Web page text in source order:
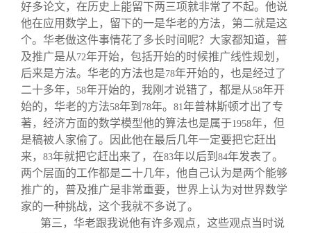
好多论文，在历史上能留下两三项就非常了不起。他说
他在应用数学上，留下的一是华老的方法，第二就是这
个。华老做这件事情花了多长时间呢？大家都知道，普
及推广是从 72年开始，包括开始的时候推广线性规划，
后来是方法。华老的方法也是78年开始的，也是经过了
二十多年， 58年开始的，我刚才说错了，都是从58年开
始的，华老的方法58年到 78年。 81年普林斯顿才出了专
著，经济方面的数学模型他的算法也是属于1958年，但
是稿被人家偷了。因此他在最后几年一定要把它赶出
来， 83年就把它赶出来了，在83年以后到 84年发表了。
两个层面的工作都是二十几年，他自己认为是两个能够
推广的，普及推广是非常重要，世界上认为对世界数学
家的一种挑战，这个我就不多说了。
第三，华老跟我说他有许多观点，这些观点当时说